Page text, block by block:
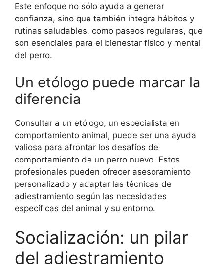
Este enfoque no sólo ayuda a generar
confianza, sino que también integra hábitos y
rutinas saludables, como paseos regulares, que
son esenciales para el bienestar físico y mental
del perro.
Un etólogo puede marcar la
diferencia
Consultar a un etólogo, un especialista en
comportamiento animal, puede ser una ayuda
valiosa para afrontar los desafíos de
comportamiento de un perro nuevo. Estos
profesionales pueden ofrecer asesoramiento
personalizado y adaptar las técnicas de
adiestramiento según las necesidades
específicas del animal y su entorno.
Socialización: un pilar
del adiestramiento